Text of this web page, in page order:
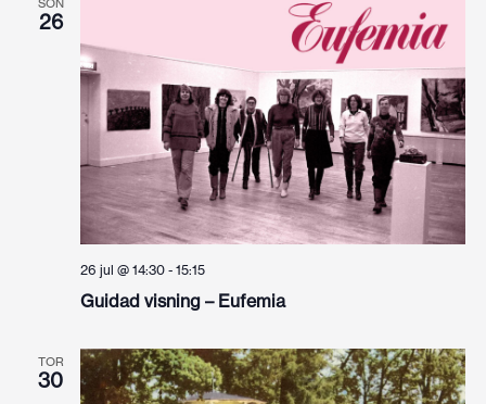
SÖN
26
Guidad visning – Eufemia
26 jul @ 14:30- 15:15
TOR
30